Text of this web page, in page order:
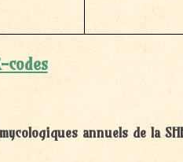
codes
annuels de la